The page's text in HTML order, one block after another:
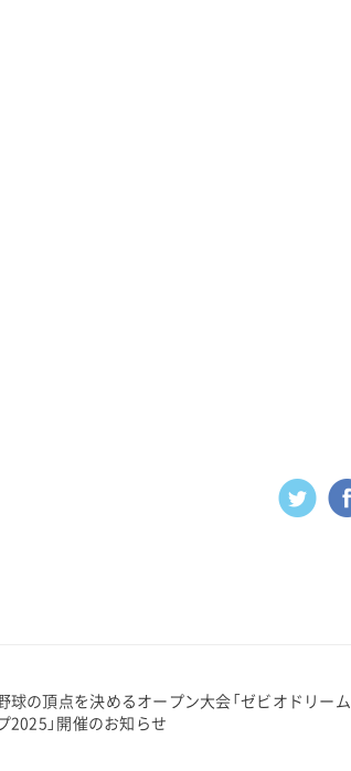
球の頂点を決めるオープン大会「ゼビオドリーム
2025」開催のお知らせ